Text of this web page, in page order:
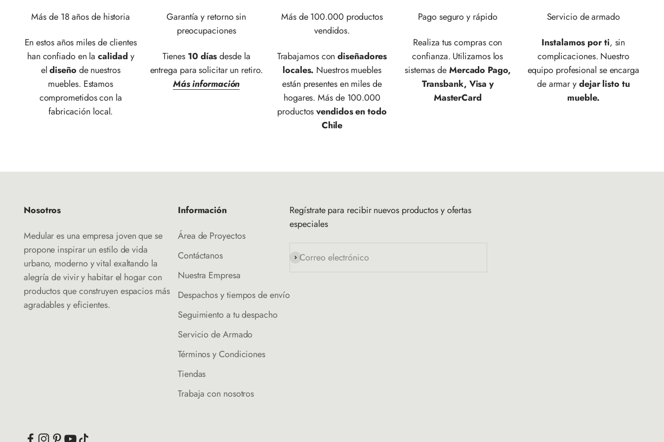
Más de 18 años de historia
En estos años miles de clientes
han confiado en lacalidad y
eldiseño de nuestros
muebles. Estamos
comprometidos con la
fabricación local.
Garantía y retorno sin
preocupaciones
Tienes 10 díasdesde la
entrega para solicitar un retiro.
Más información
Más de 100.000 productos
vendidos.
Trabajamos condiseñadores
locales. Nuestros muebles
están presentes en miles de
hogares. Más de 100.000
productosvendidos en todo
Chile
Pago seguro y rápido
Realiza tus compras con
confianza. Utilizamos los
sistemas deMercado Pago,
Transbank, Visa y
MasterCard
Servicio de armado
Instalamos por ti, sin
complicaciones. Nuestro
equipo profesional se encarga
de armar ydejar listo tu
mueble.
Nosotros
Medular es una empresa joven que se
propone inspirar un estilo de vida
urbano, moderno y vital exaltando la
alegría de vivir y habitar el hogar con
productos que construyen espacios más
agradables y eficientes.
Información
Área de Proyectos
Contáctanos
Nuestra Empresa
Despachos y tiempos de envío
Seguimiento a tu despacho
Servicio de Armado
Términos y Condiciones
Tiendas
Trabaja con nosotros
Regístrate para recibir nuevos productos y ofertas
especiales
Correo electrónico
Suscribirse